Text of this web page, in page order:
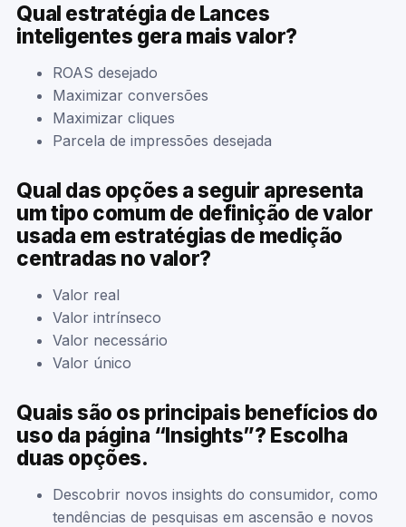
Qual estratégia de Lances
inteligentes gera mais valor?
ROAS desejado
Maximizar conversões
Maximizar cliques
Parcela de impressões desejada
Qual das opções a seguir apresenta
um tipo comum de definição de valor
usada em estratégias de medição
centradas no valor?
Valor real
Valor intrínseco
Valor necessário
Valor único
Quais são os principais benefícios do
uso da página “Insights”? Escolha
duas opções.
Descobrir novos insights do consumidor, como
tendências de pesquisas em ascensão e novos